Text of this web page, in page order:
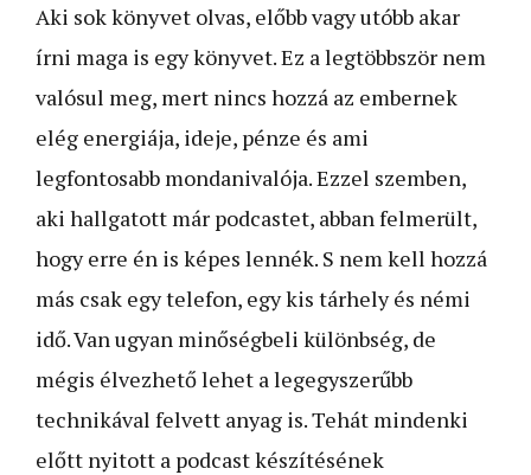
Aki sok könyvet olvas, előbb vagy utóbb akar
írni maga is egy könyvet. Ez a legtöbbször nem
valósul meg, mert nincs hozzá az embernek
elég energiája, ideje, pénze és ami
legfontosabb mondanivalója. Ezzel szemben,
aki hallgatott már podcastet, abban felmerült,
hogy erre én is képes lennék. S nem kell hozzá
más csak egy telefon, egy kis tárhely és némi
idő. Van ugyan minőségbeli különbség, de
mégis élvezhető lehet a legegyszerűbb
technikával felvett anyag is. Tehát mindenki
előtt nyitott a podcast készítésének